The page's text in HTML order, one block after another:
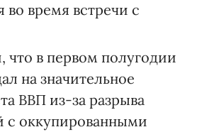
во время встречи с
что в первом полугодии
на значительное
ВВП из-за разрыва
с оккупированными